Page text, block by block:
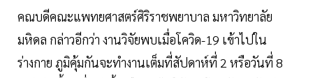
คณบดีคณะแพทยศาสตร์ศิริราชพยาบาล มหาวิทยาลัย
มหิดล กล่าวอีกว่า งานวิจัยพบเมื่อโควิด-19 เข้าไปใน
ร่างกาย ภูมิคุ้มกันจะทำงานเต็มที่สัปดาห์ที่ 2 หรือวันที่ 8